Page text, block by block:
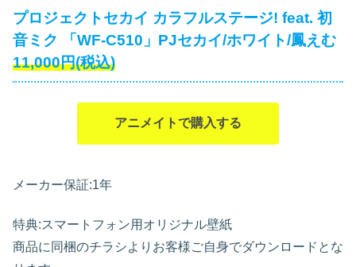
プロジェクトセカイ カラフルステージ! feat. 初
音ミク 「WF-C510」PJセカイ/ホワイト/鳳えむ
11,000円(税込)
アニメイトで購入する
メーカー保証:1年
特典:スマートフォン用オリジナル壁紙
商品に同梱のチラシよりお客様ご自身でダウンロードとな